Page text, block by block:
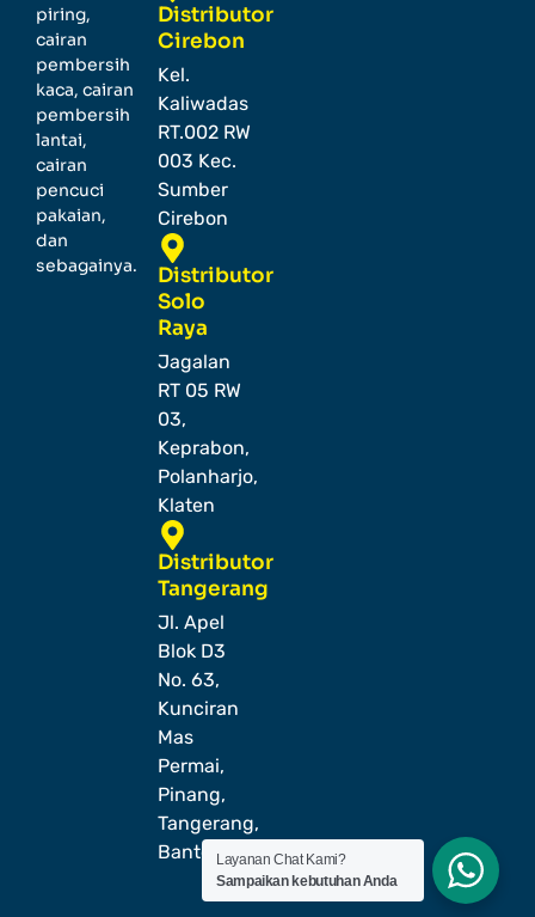
piring,
cairan
pembersih
kaca, cairan
pembersih
lantai,
cairan
pencuci
pakaian,
dan
sebagainya.
Distributor
Cirebon
Kel.
Kaliwadas
RT.002 RW
003 Kec.
Sumber
Cirebon
Distributor
Solo
Raya
Jagalan
RT 05 RW
03,
Keprabon,
Polanharjo,
Klaten
Distributor
Tangerang
Jl. Apel
Blok D3
No. 63,
Kunciran
Mas
Permai,
Pinang,
Tangerang,
BantenLayanan Chat Kami?
Sampaikan kebutuhan Anda